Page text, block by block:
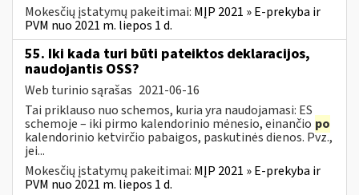
Mokesčių įstatymų pakeitimai: MĮP 2021 » E-prekyba ir
PVM nuo 2021 m. liepos 1 d.
55. Iki kada turi būti pateiktos deklaracijos,
naudojantis OSS?
Web turinio sąrašas 2021-06-16
Tai priklauso nuo schemos, kuria yra naudojamasi: ES
schemoje – iki pirmo kalendorinio mėnesio, einančio po
kalendorinio ketvirčio pabaigos, paskutinės dienos. Pvz.,
jei...
Mokesčių įstatymų pakeitimai: MĮP 2021 » E-prekyba ir
PVM nuo 2021 m. liepos 1 d.